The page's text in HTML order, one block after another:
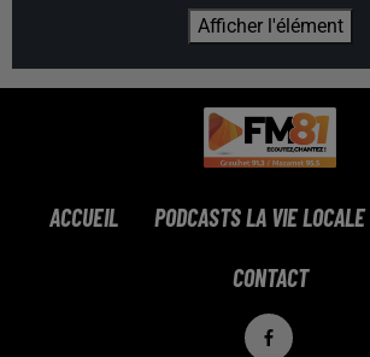
Afficher l'élément
ACCUEIL PODCASTS LA VIE LOCALE
CONTACT